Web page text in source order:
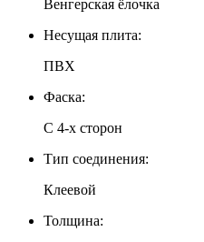
Венгерская ёлочка
Несущая плита:
ПВХ
Фаска:
С 4-х сторон
Тип соединения:
Клеевой
Толщина: